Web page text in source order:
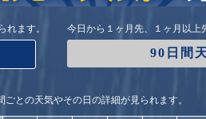
れます。 今日から１ヶ月先、１ヶ月以上
90日間
との天気やその日の詳細が見られます。